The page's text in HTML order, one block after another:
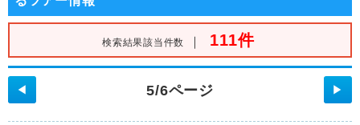
検索結果該当件数 ｜ 111件
5/6ページ
◀ ▶